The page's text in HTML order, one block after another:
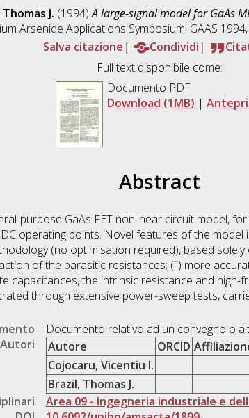
J. (1994)A large-signal model for GaAs
Arsenide Applications Symposium. GAAS
Salva citazione
Condividi
Full text disponibile come:
Documento PDF
Download (1MB) |
Abstract
purpose GaAs FET nonlinear circuit model,
operating points. Novel features of the model
(no optimisation required), based
of the parasitic resistances; (ii) more
capacitances, the intrinsic resistance and high-
through extensive power-sweep tests,
Documento relativo ad un convegno o
Autori
Autore ORCID
Cojocaru, Vicentiu I.
Brazil, Thomas J.
Area 09 - Ingegneria industriale e